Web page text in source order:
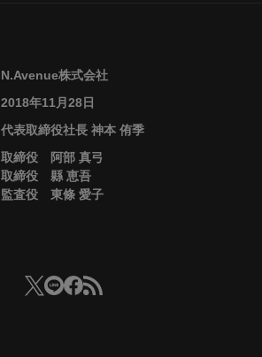
N.Avenue株式会社
2018年11月28日
代表取締役社長 神本 侑季
取締役 阿部 真弓
取締役 縣 恵吾
監査役 東條 愛子